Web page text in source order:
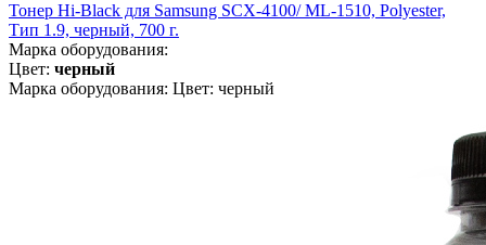
Тонер Hi-Black для Samsung SCX-4100/ ML-1510, Polyester,
Тип 1.9, черный, 700 г.
Марка оборудования:
Цвет: черный
Марка оборудования: Цвет: черный